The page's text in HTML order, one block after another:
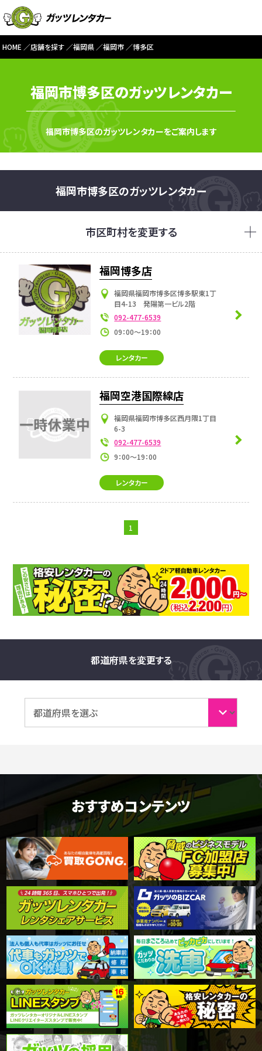
HOME 店舗を探す 福岡県 福岡市 博多区
福岡市博多区のガッツレンタカー
福岡市博多区のガッツレンタカーをご案内します
福岡市博多区のガッツレンタカー
市区町村を変更する
福岡博多店
福岡県福岡市博多区博多駅東1丁
目4-13 発陽第一ビル2階
092-477-6539
09：00～19：00
レンタカー
福岡空港国際線店
福岡県福岡市博多区西月隈1丁目
6-3
092-477-6539
9：00～19：00
レンタカー
1
都道府県を変更する
おすすめコンテンツ